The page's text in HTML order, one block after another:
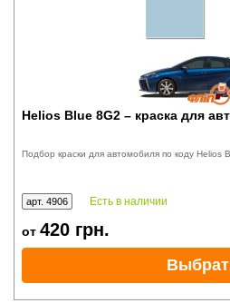
Helios Blue 8G2 – краска для
Подбор краски для автомобиля по коду Helios
арт. 4906 Есть в наличии
от 420 грн.